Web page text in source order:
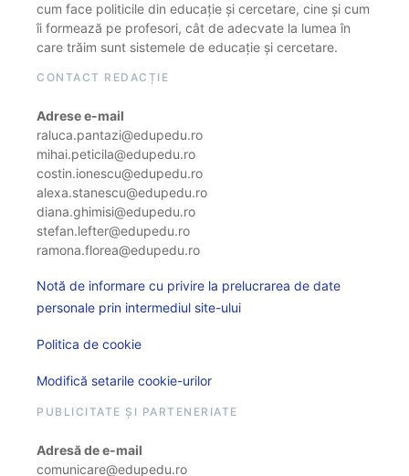
cum face politicile din educație și cercetare, cine și cum
îi formează pe profesori, cât de adecvate la lumea în
care trăim sunt sistemele de educație și cercetare.
CONTACT REDACȚIE
Adrese e-mail
raluca.pantazi@edupedu.ro
mihai.peticila@edupedu.ro
costin.ionescu@edupedu.ro
alexa.stanescu@edupedu.ro
diana.ghimisi@edupedu.ro
stefan.lefter@edupedu.ro
ramona.florea@edupedu.ro
Notă de informare cu privire la prelucrarea de date
personale prin intermediul site-ului
Politica de cookie
Modifică setarile cookie-urilor
PUBLICITATE ȘI PARTENERIATE
Adresă de e-mail
comunicare@edupedu.ro